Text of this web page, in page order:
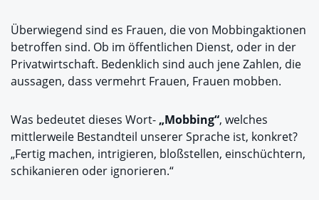
Überwiegend sind es Frauen, die von Mobbingaktionen
betroffen sind. Ob im öffentlichen Dienst, oder in der
Privatwirtschaft. Bedenklich sind auch jene Zahlen, die
aussagen, dass vermehrt Frauen, Frauen mobben.
Was bedeutet dieses Wort- „Mobbing“, welches
mittlerweile Bestandteil unserer Sprache ist, konkret?
„Fertig machen, intrigieren, bloßstellen, einschüchtern,
schikanieren oder ignorieren.“